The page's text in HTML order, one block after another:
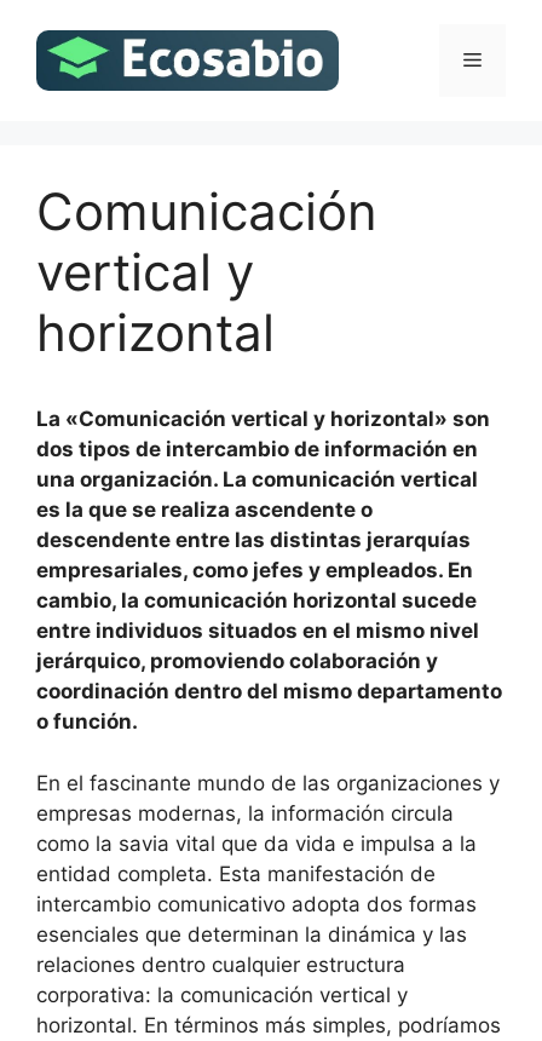
contenido
Menú
Comunicación
vertical y
horizontal
La «Comunicación vertical y horizontal» son
dos tipos de intercambio de información en
una organización. La comunicación vertical
es la que se realiza ascendente o
descendente entre las distintas jerarquías
empresariales, como jefes y empleados. En
cambio, la comunicación horizontal sucede
entre individuos situados en el mismo nivel
jerárquico, promoviendo colaboración y
coordinación dentro del mismo departamento
o función.
En el fascinante mundo de las organizaciones y
empresas modernas, la información circula
como la savia vital que da vida e impulsa a la
entidad completa. Esta manifestación de
intercambio comunicativo adopta dos formas
esenciales que determinan la dinámica y las
relaciones dentro cualquier estructura
corporativa: la comunicación vertical y
horizontal. En términos más simples, podríamos